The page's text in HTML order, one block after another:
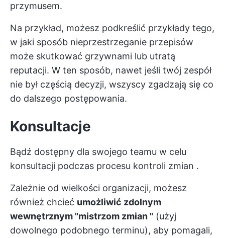
przymusem.
Na przykład, możesz podkreślić przykłady tego,
w jaki sposób nieprzestrzeganie przepisów
może skutkować grzywnami lub utratą
reputacji. W ten sposób, nawet jeśli twój zespół
nie był częścią decyzji, wszyscy zgadzają się co
do dalszego postępowania.
Konsultacje
Bądź dostępny dla swojego teamu w celu
konsultacji podczas procesu kontroli zmian .
Zależnie od wielkości organizacji, możesz
również chcieć umożliwić zdolnym
wewnętrznym "mistrzom zmian " (użyj
dowolnego podobnego terminu), aby pomagali,